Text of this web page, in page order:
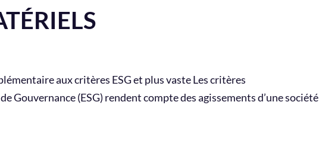
aux critères ESG et plus vaste Les critères
Gouvernance (ESG) rendent compte des agissements d’une société